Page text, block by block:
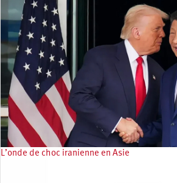
L’onde de choc iranienne en Asie